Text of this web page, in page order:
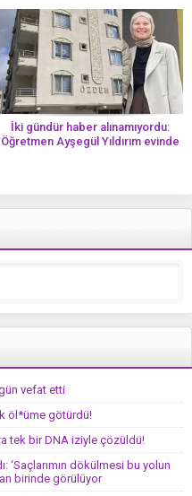
İki gündür haber alınamıyordu:
Öğretmen Ayşegül Yıldırım evinde
gün vefat etti
öl*üme götürdü!
tek bir DNA iziyle çözüldü!
‘Saçlarımın dökülmesi bu yolun
birinde görülüyor